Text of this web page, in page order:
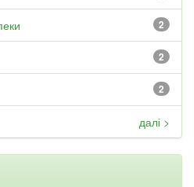
2
2
2
далі >